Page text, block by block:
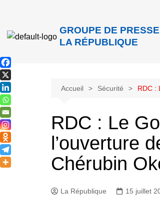
GROUPE DE PRESSE
LA RÉPUBLIQUE
Accueil Sécurité RDC :
RDC : Le
l’ouverture
Chérubin
La République 15 juillet